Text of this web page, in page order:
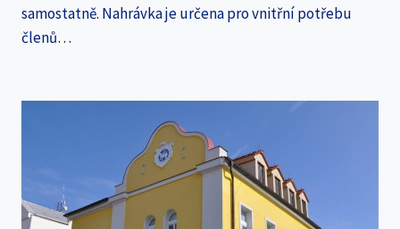
samostatně. Nahrávka je určena pro vnitřní potřebu
členů…